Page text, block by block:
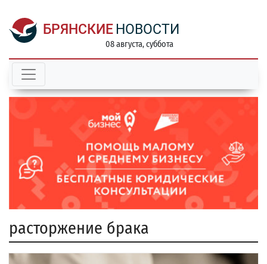
БРЯНСКИЕ НОВОСТИ
08 августа, суббота
расторжение брака